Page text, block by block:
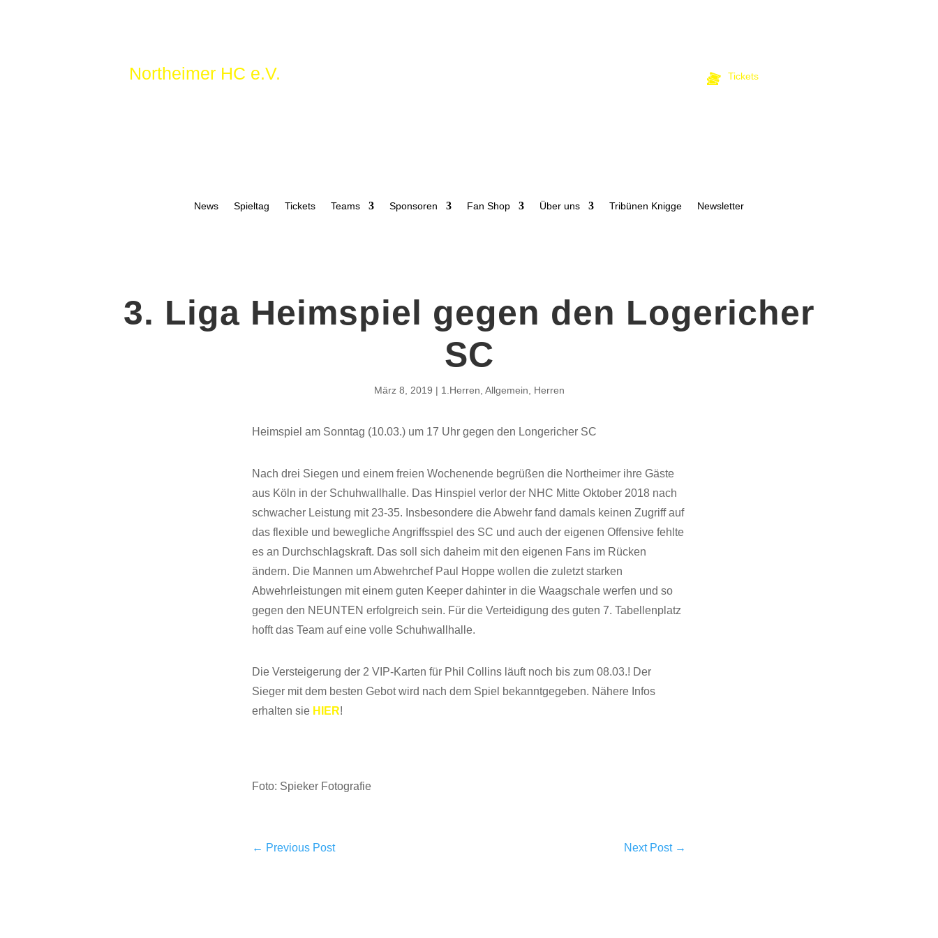
Northeimer HC e.V. Tickets
News Spieltag Tickets Teams Sponsoren Fan Shop Über uns Tribünen Knigge Newsletter
3. Liga Heimspiel gegen den Logericher
SC
März 8, 2019 1.Herren Allgemein Herren
Heimspiel am Sonntag (10.03.) um 17 Uhr gegen den Longericher SC
Nach drei Siegen und einem freien Wochenende begrüßen die Northeimer ihre Gäste
aus Köln in der Schuhwallhalle. Das Hinspiel verlor der NHC Mitte Oktober 2018 nach
schwacher Leistung mit 23-35. Insbesondere die Abwehr fand damals keinen Zugriff auf
das flexible und bewegliche Angriffsspiel des SC und auch der eigenen Offensive fehlte
es an Durchschlagskraft. Das soll sich daheim mit den eigenen Fans im Rücken
ändern. Die Mannen um Abwehrchef Paul Hoppe wollen die zuletzt starken
Abwehrleistungen mit einem guten Keeper dahinter in die Waagschale werfen und so
gegen den NEUNTEN erfolgreich sein. Für die Verteidigung des guten 7. Tabellenplatz
hofft das Team auf eine volle Schuhwallhalle.
Die Versteigerung der 2 VIP-Karten für Phil Collins läuft noch bis zum 08.03.! Der
Sieger mit dem besten Gebot wird nach dem Spiel bekanntgegeben. Nähere Infos
erhalten sie HIER!
Foto: Spieker Fotografie
← Previous Post Next Post→